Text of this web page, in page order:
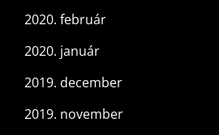
2020. február
2020. január
2019. december
2019. november